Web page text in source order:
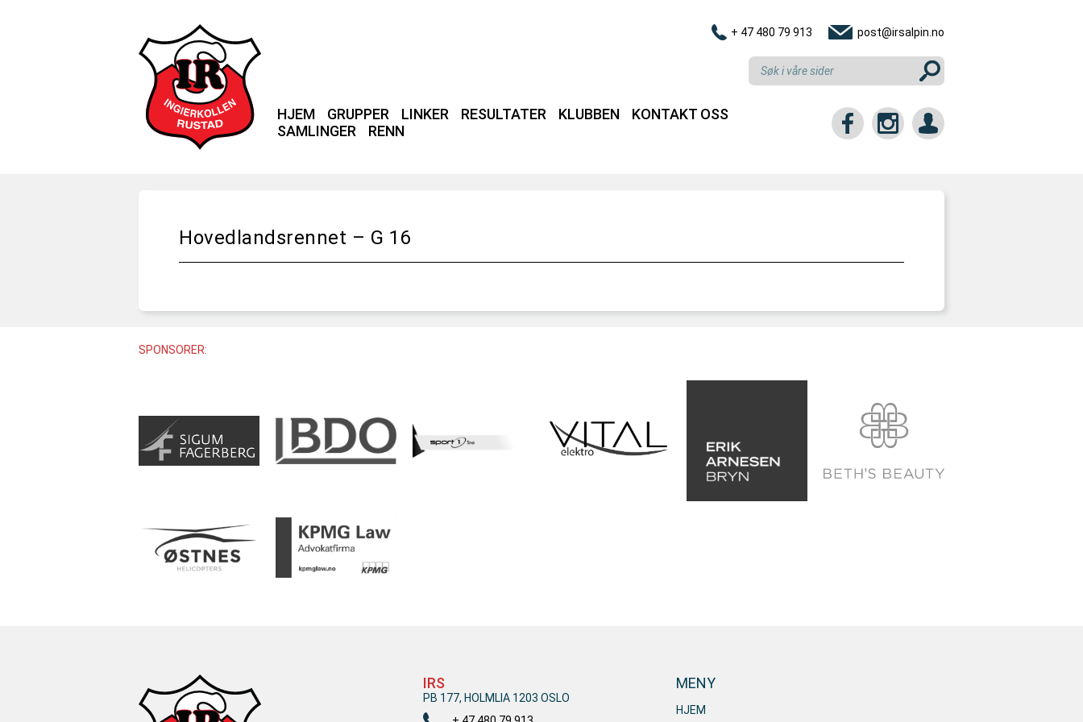
+ 47 480 79 913 post@irsalpin.no
HJEM GRUPPER LINKER RESULTATER KLUBBEN
KONTAKT OSS
SAMLINGER
RENN
Hovedlandsrennet – G 16
SPONSORER:
IRS
PB 177, HOLMLIA 1203 OSLO
MENY
HJEM